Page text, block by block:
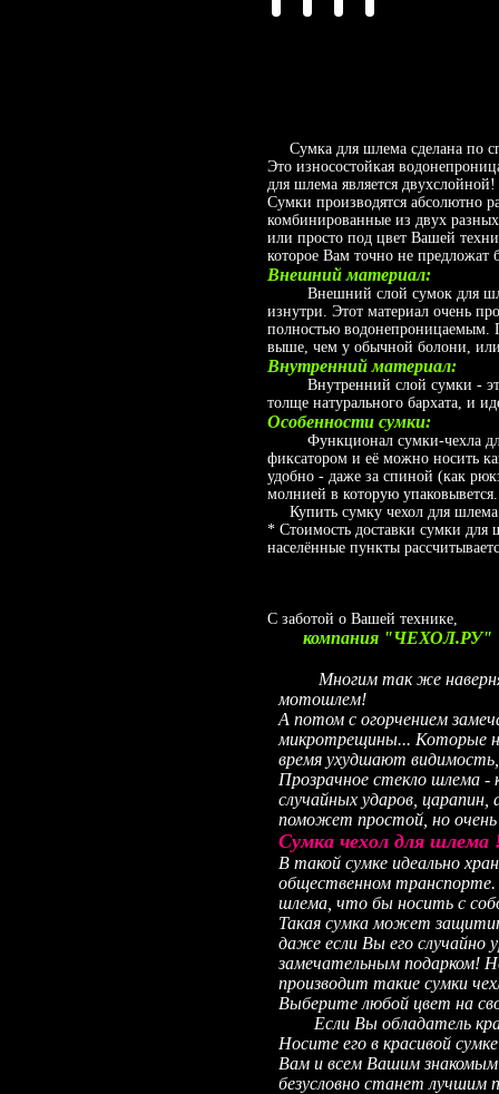
Сумка для шлема сделана по
Это износостойкая
для шлема является
Сумки производятся абсолютно
комбинированные из двух
или просто под цвет Вашей
которое Вам точно не предложат
Внешний материал:
Внешний слой сумок для
изнутри. Этот материал очень
полностью водонепроницаемым.
выше, чем у обычной болони,
Внутренний материал:
Внутренний слой сумки - это
толще натурального бархата, и
Особенности сумки:
Функционал сумки-чехла для
фиксатором и её можно носить
удобно - даже за спиной (как
молнией в которую
Купить сумку чехол для
* Стоимость доставки сумки для
населённые пункты
С заботой о Вашей технике,
компания "ЧЕХОЛ.РУ"
Многим так же наверняка
мотошлем!
А потом с огорчением
микротрещины... Которые
время ухудшают
Прозрачное стекло шлема -
случайных ударов,
поможет простой, но очень
Сумка чехол для шлема
В такой сумке идеально
общественном
шлема, что бы носить с
Такая сумка может
даже если Вы его
замечательным подарком!
производит такие сумки
Выберите любой цвет на
Если Вы обладатель
Носите его в красивой
Вам и всем Вашим
безусловно станет лучшим